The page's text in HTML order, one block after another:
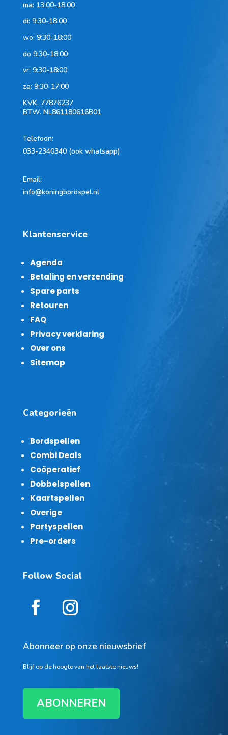
ma: 13:00-18:00
di: 9:30-18:00
wo: 9:30-18:00
do 9:30-18:00
vr: 9:30-18:00
za: 9:30-17:00
KVK. 77876237
BTW. NL861180616B01
Telefoon:
033-2340340 (ook whatsapp)
Email:
info@koningbordspel.nl
Klantenservice
Agenda
Betaling en verzending
Spare parts
Retouren
FAQ
Privacy verklaring
Over ons
Sitemap
Categorieën
Bordspellen
Combi Deals
Coöperatief
Dobbelspellen
Kaartspellen
Overige
Partyspellen
Pre-orders
Follow Social
Abonneer op onze nieuwsbrief
Blijf op de hoogte van het laatste nieuws!
ABONNEREN